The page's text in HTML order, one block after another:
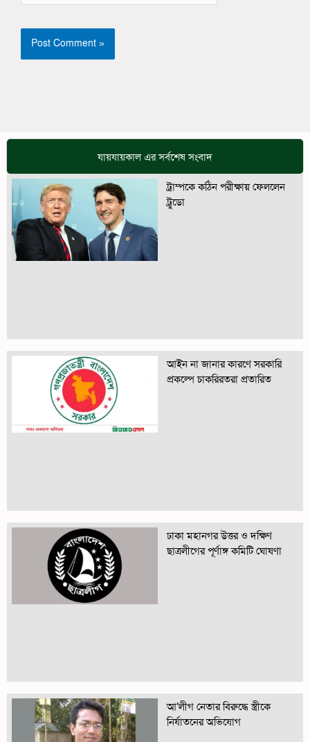
যায়যায়কাল এর সর্বশেষ সংবাদ
ট্রাম্পকে কঠিন পরীক্ষায় ফেললেন
ট্রুডো
আইন না জানার কারণে সরকারি
প্রকল্পে চাকরিরতরা প্রতারিত
ঢাকা মহানগর উত্তর ও দক্ষিণ
ছাত্রলীগের পূর্ণাঙ্গ কমিটি ঘোষণা
আ’লীগ নেতার বিরুদ্ধে স্ত্রীকে
নির্যাতনের অভিযোগ